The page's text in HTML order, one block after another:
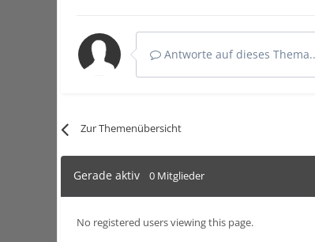
Antworte auf dieses
Zur Themenübersicht
Gerade aktiv 0 Mitglieder
No registered users viewing this page.